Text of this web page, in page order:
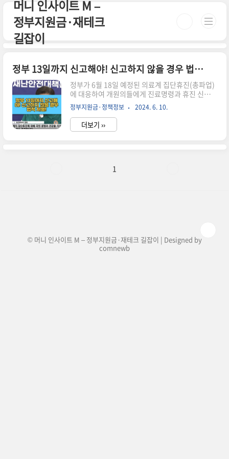
본문 바로가기
머니 인사이트 M –
정부지원금·재테크
길잡이
정부 13일까지 신고해야! 신고하지 않을 경우 법적 처벌!
정부가 6월 18일 예정된 의료계 집단휴진(총파업)
에 대응하여 개원의들에게 진료명령과 휴진 신고명
령을 발령했습니다.핵심 내용- 진료 명령: 각 지자
체는 관할 의료기관에 대해 6월 18일 당일 휴진 없
이 진료하도록 진료명령.- 휴진 신고: 6월 18일 당
일에도 휴진하려는 의료기관은 6월 13일까지 휴진
보: https://www.joongang.co.kr/article/
정부지원금·정책정보 2024. 6. 10.
더보기 ››
1
© 머니 인사이트 M – 정부지원금·재테크 길잡이 | Designed by
comnewb